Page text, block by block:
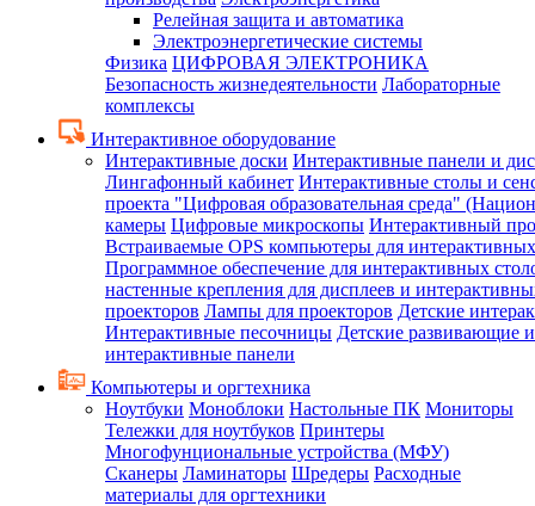
Релейная защита и автоматика
Электроэнергетические системы
Физика ЦИФРОВАЯ ЭЛЕКТРОНИКА
Безопасность жизнедеятельности Лабораторные
комплексы
Интерактивное оборудование
Интерактивные доски Интерактивные панели и
Лингафонный кабинет Интерактивные столы и
проекта "Цифровая образовательная среда"
камеры Цифровые микроскопы Интерактивный
Встраиваемые OPS компьютеры для
Программное обеспечение для интерактивных
настенные крепления для дисплеев и
проекторов Лампы для проекторов Детские
Интерактивные песочницы Детские развивающие
интерактивные панели
Компьютеры и оргтехника
Ноутбуки Моноблоки Настольные ПК Мониторы
Тележки для ноутбуков Принтеры
Многофунциональные устройства (МФУ)
Сканеры Ламинаторы Шредеры Расходные
материалы для оргтехники